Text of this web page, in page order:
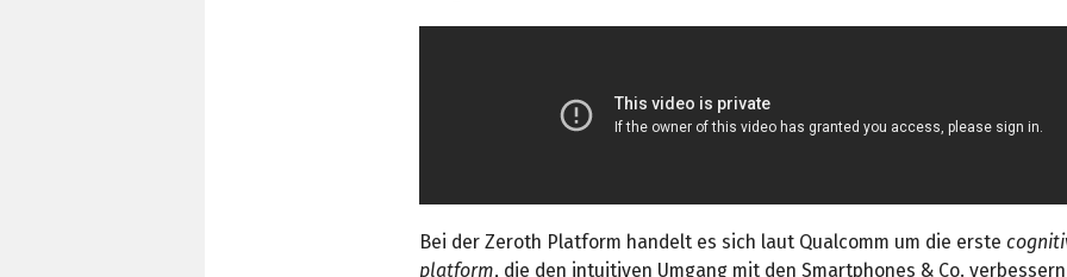
Bei der Zeroth Platform handelt es sich laut Qualcomm um die erste
platform, die den intuitiven Umgang mit den Smartphones & Co.